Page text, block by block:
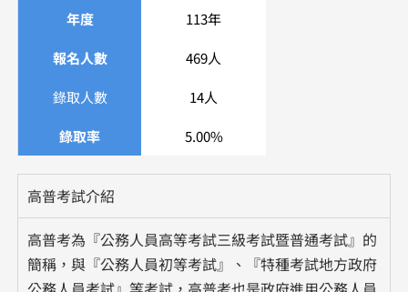
年度 113年
報名人數 469人
錄取人數 14人
錄取率 5.00%
高普考試介紹
高普考為『公務人員高等考試三級考試暨普通考試』的
簡稱，與『公務人員初等考試』、『特種考試地方政府